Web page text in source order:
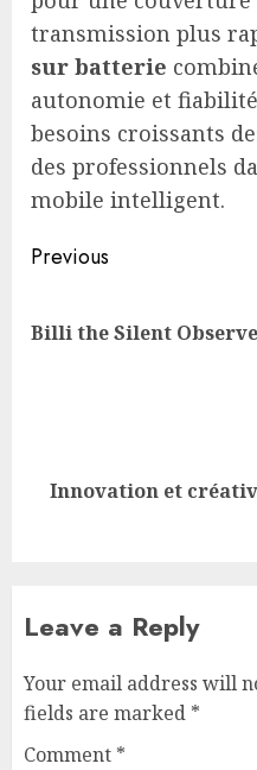
transmission plus
sur batterie
autonomie et
besoins croissants
des professionnels
mobile intelligent.
Post
Previous
Billi the Silent
Next
Innovation et
Leave a Reply
Your email address will
fields are marked *
Comment *